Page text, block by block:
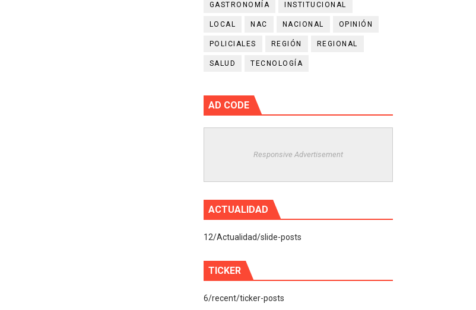
GASTRONOMÍA INSTITUCIONAL
LOCAL NAC NACIONAL OPINIÓN
POLICIALES REGIÓN REGIONAL
SALUD TECNOLOGÍA
AD CODE
Responsive Advertisement
ACTUALIDAD
12/Actualidad/slide-posts
TICKER
6/recent/ticker-posts